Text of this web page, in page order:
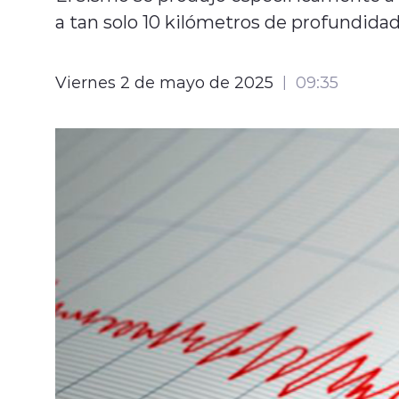
a tan solo 10 kilómetros de
Viernes 2 de mayo de 2025 09:35